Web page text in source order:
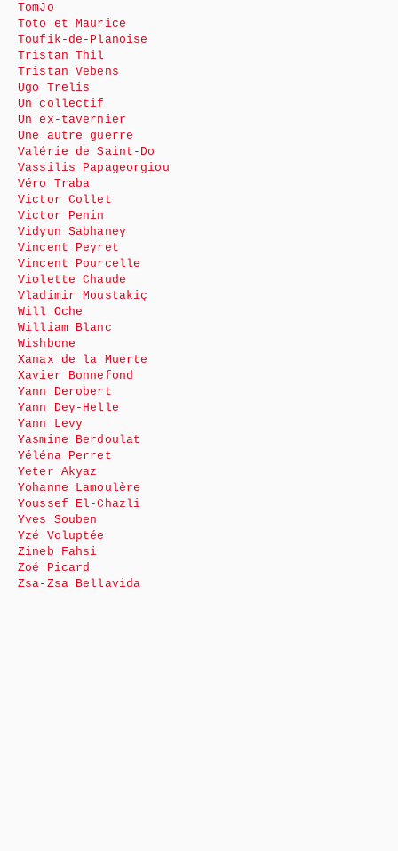
TomJo
Toto et Maurice
Toufik-de-Planoise
Tristan Thil
Tristan Vebens
Ugo Trelis
Un collectif
Un ex-tavernier
Une autre guerre
Valérie de Saint-Do
Vassilis Papageorgiou
Véro Traba
Victor Collet
Victor Penin
Vidyun Sabhaney
Vincent Peyret
Vincent Pourcelle
Violette Chaude
Vladimir Moustakiç
Will Oche
William Blanc
Wishbone
Xanax de la Muerte
Xavier Bonnefond
Yann Derobert
Yann Dey-Helle
Yann Levy
Yasmine Berdoulat
Yéléna Perret
Yeter Akyaz
Yohanne Lamoulère
Youssef El-Chazli
Yves Souben
Yzé Voluptée
Zineb Fahsi
Zoé Picard
Zsa-Zsa Bellavida